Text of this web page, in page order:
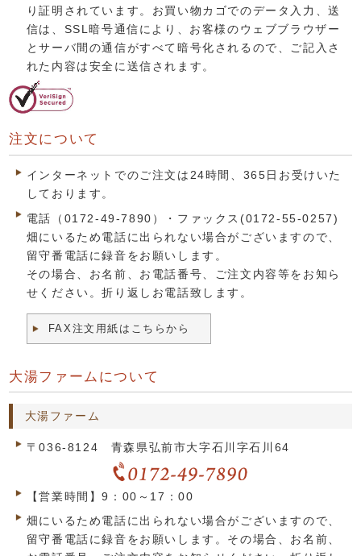
り証明されています。お買い物カゴでのデータ入力、送
信は、SSL暗号通信により、お客様のウェブブラウザー
とサーバ間の通信がすべて暗号化されるので、ご記入さ
れた内容は安全に送信されます。
注文について
インターネットでのご注文は24時間、365日お受けいた
しております。
電話（0172-49-7890）・ファックス(0172-55-0257)
畑にいるため電話に出られない場合がございますので、
留守番電話に録音をお願いします。
その場合、お名前、お電話番号、ご注文内容等をお知ら
せください。折り返しお電話致します。
FAX注文用紙はこちらから
大湯ファームについて
大湯ファーム
〒036-8124 青森県弘前市大字石川字石川64
【営業時間】9：00～17：00
畑にいるため電話に出られない場合がございますので、
留守番電話に録音をお願いします。その場合、お名前、